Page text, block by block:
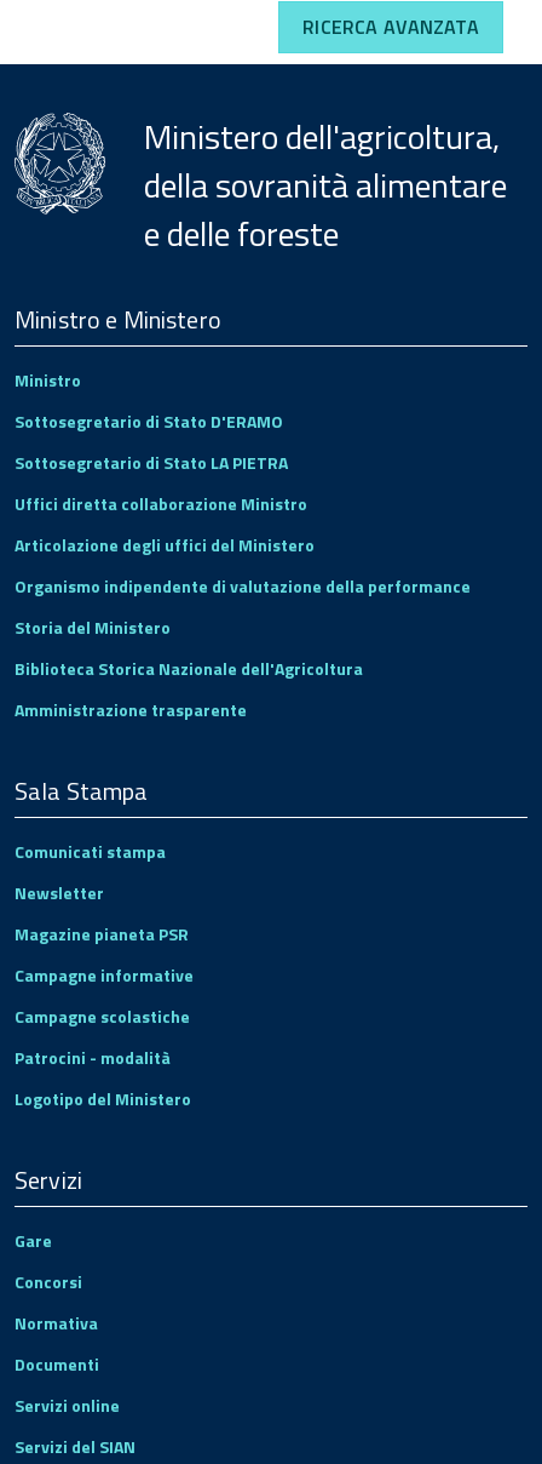
RICERCA AVANZATA
Ministero dell'agricoltura,
della sovranità alimentare
e delle foreste
Footer
Ministro e Ministero
Ministro
Sottosegretario di Stato D'ERAMO
Sottosegretario di Stato LA PIETRA
Uffici diretta collaborazione Ministro
Articolazione degli uffici del Ministero
Organismo indipendente di valutazione della performance
Storia del Ministero
Biblioteca Storica Nazionale dell'Agricoltura
Amministrazione trasparente
Sala Stampa
Comunicati stampa
Newsletter
Magazine pianeta PSR
Campagne informative
Campagne scolastiche
Patrocini - modalità
Logotipo del Ministero
Servizi
Gare
Concorsi
Normativa
Documenti
Servizi online
Servizi del SIAN